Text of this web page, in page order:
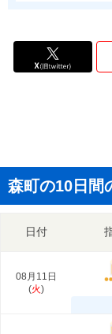
森町の10日間
日付
08月11日
(火)